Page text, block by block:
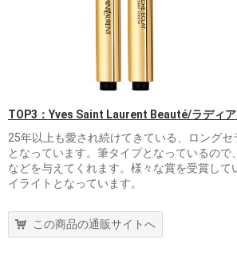
TOP3：Yves Saint Laurent Beauté/ラディ
25年以上も愛され続けてきている、ロングセ
となっています。筆タイプとなっているので
などを与えてくれます。様々な賞を受賞して
イライトとなっています。
この商品の通販サイトへ